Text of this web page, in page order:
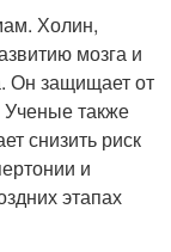
Холин,
мозга и
Он защищает от
также
снизить риск
и
этапах